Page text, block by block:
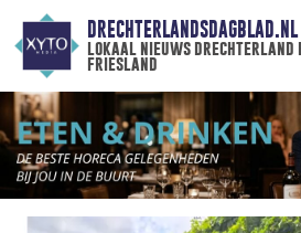
DRECHTERLANDSDAGBLAD.NL
lokaal nieuws drechterland
friesland